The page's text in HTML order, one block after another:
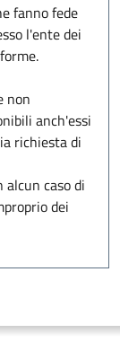
fanno fede
l'ente dei
non
anch'essi
richiesta di
caso di
dei